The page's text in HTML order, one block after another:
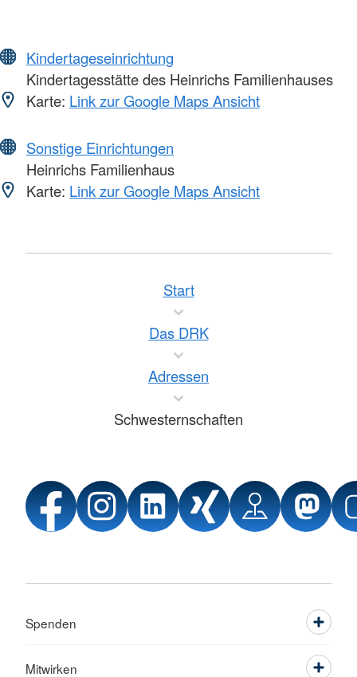
Kindertageseinrichtung
Kindertagesstätte des Heinrichs Familienhauses
Karte: Link zur Google Maps Ansicht
Sonstige Einrichtungen
Heinrichs Familienhaus
Karte: Link zur Google Maps Ansicht
Start
Das DRK
Adressen
Schwesternschaften
Spenden
Mitwirken